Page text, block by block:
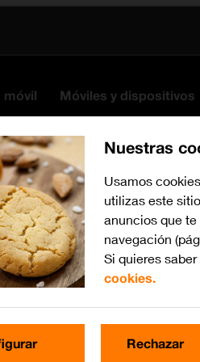
móvil Móviles y dispositivos
Nuestras
Usamos
utilizas este
anuncios que
navegación
Si quieres
cookies.
Rechazar